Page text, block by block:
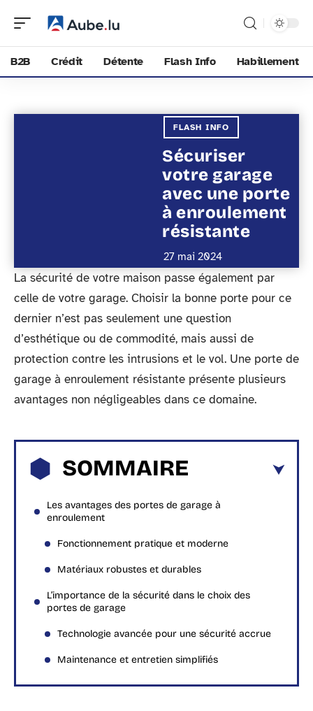
B2B Crédit Détente Flash Info Habillement
FLASH INFO
Sécuriser
votre garage
avec une porte
à enroulement
résistante
27 mai 2024
La sécurité de votre maison passe également par
celle de votre garage. Choisir la bonne porte pour ce
dernier n’est pas seulement une question
d’esthétique ou de commodité, mais aussi de
protection contre les intrusions et le vol. Une porte de
garage à enroulement résistante présente plusieurs
avantages non négligeables dans ce domaine.
SOMMAIRE
Les avantages des portes de garage à
enroulement
Fonctionnement pratique et moderne
Matériaux robustes et durables
L’importance de la sécurité dans le choix des
portes de garage
Technologie avancée pour une sécurité accrue
Maintenance et entretien simplifiés